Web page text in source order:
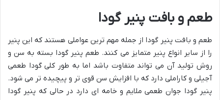
طعم و بافت پنیر گودا
طعم و بافت پنیر گودا از جمله مهم ترین عواملی هستند که این پنیر
را از سایر انواع پنیر متمایز می کنند. طعم پنیر گودا بسته به سن و
روش تولید آن می تواند متفاوت باشد اما به طور کلی گودا طعمی
آجیلی و کاراملی دارد که با افزایش سن قوی تر و پیچیده تر می شود.
پنیر گودا جوان طعمی ملایم و خامه ای دارد در حالی که پنیر گودا